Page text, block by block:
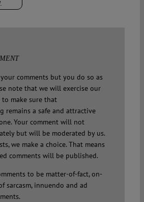
your comments but you do so as
note that we will exercise our
make sure that
remains a safe and attractive
Your comment will not
but will be moderated by us.
we make a choice. That means
comments will be published.
to be matter-of-fact, on-
sarcasm, innuendo and ad